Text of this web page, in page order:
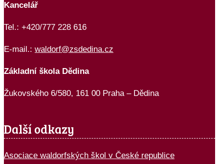
Kancelář
Tel.: +420/777 228 616
E-mail.: waldorf@zsdedina.cz
Základní škola Dědina
Žukovského 6/580, 161 00 Praha – Dědina
Další odkazy
Asociace waldorfských škol v České republice